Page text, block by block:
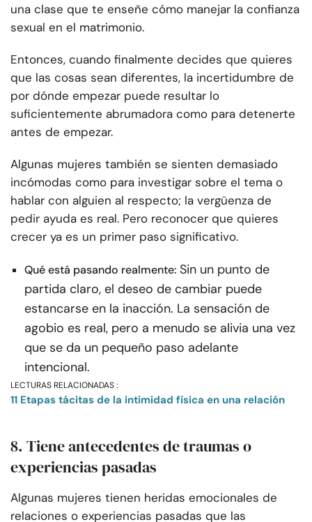
una clase que te enseñe cómo manejar la confianza
sexual en el matrimonio.
Entonces, cuando finalmente decides que quieres
que las cosas sean diferentes, la incertidumbre de
por dónde empezar puede resultar lo
suficientemente abrumadora como para detenerte
antes de empezar.
Algunas mujeres también se sienten demasiado
incómodas como para investigar sobre el tema o
hablar con alguien al respecto; la vergüenza de
pedir ayuda es real. Pero reconocer que quieres
crecer ya es un primer paso significativo.
Qué está pasando realmente: Sin un punto de
partida claro, el deseo de cambiar puede
estancarse en la inacción. La sensación de
agobio es real, pero a menudo se alivia una vez
que se da un pequeño paso adelante
intencional.
LECTURAS RELACIONADAS :
11 Etapas tácitas de la intimidad física en una relación
8. Tiene antecedentes de traumas o
experiencias pasadas
Algunas mujeres tienen heridas emocionales de
relaciones o experiencias pasadas que las